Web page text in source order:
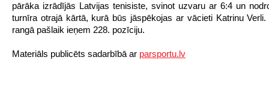
pārāka izrādījās Latvijas tenisiste, svinot uzvaru ar 6:4 un
turnīra otrajā kārtā, kurā būs jāspēkojas ar vācieti Katrinu Verli.
rangā pašlaik ieņem 228. pozīciju.
Materiāls publicēts sadarbībā ar parsportu.lv